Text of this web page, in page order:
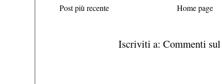
Post più recente Home page
Iscriviti a:Commenti